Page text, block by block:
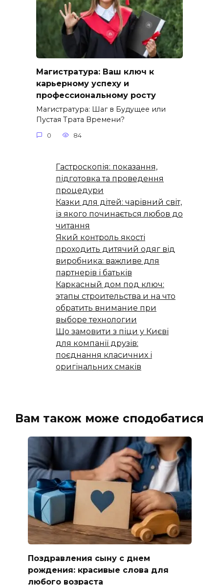
Магистратура: Ваш ключ к
карьерному успеху и
профессиональному росту
Магистратура: Шаг в Будущее или
Пустая Трата Времени?
0 84
Гастроскопія: показання,
підготовка та проведення
процедури
Казки для дітей: чарівний світ,
із якого починається любов до
читання
Який контроль якості
проходить дитячий одяг від
виробника: важливе для
партнерів і батьків
Каркасный дом под ключ:
этапы строительства и на что
обратить внимание при
выборе технологии
Що замовити з піци у Києві
для компанії друзів:
поєднання класичних і
оригінальних смаків
Вам також може сподобатися
Поздравления сыну с днем
рождения: красивые слова для
любого возраста